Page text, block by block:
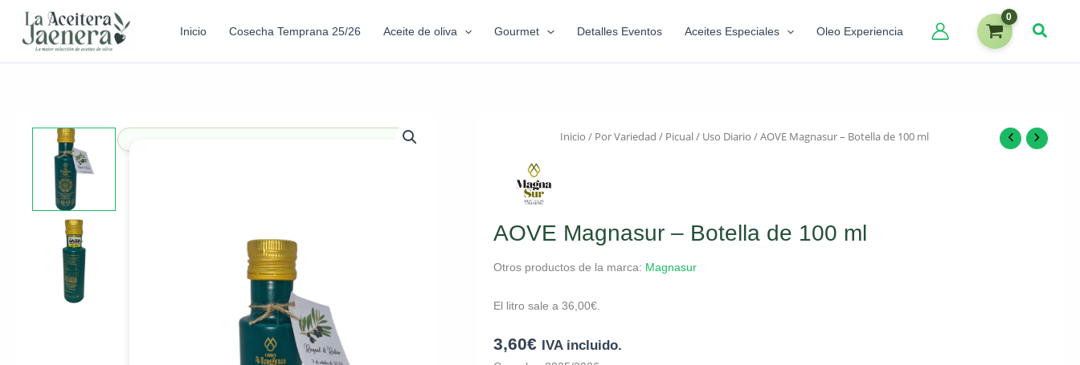
Inicio Cosecha Temprana 25/26 Aceite de oliva Gourmet Detalles Eventos Aceites Especiales Oleo Experiencia
Inicio / Por Variedad / Picual/ Uso Diario / AOVE Magnasur – Botella de 100 ml
AOVE Magnasur – Botella de 100 ml
Otros productos de la marca: Magnasur
El litro sale a 36,00€.
3,60€ IVA incluido.